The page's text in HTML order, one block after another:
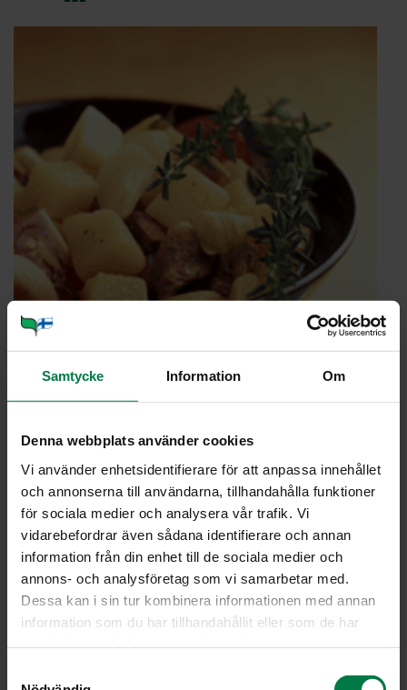
Samtycke Information Om
Denna webbplats använder cookies
Vi använder enhetsidentifierare för att anpassa innehållet
och annonserna till användarna, tillhandahålla funktioner
för sociala medier och analysera vår trafik. Vi
vidarebefordrar även sådana identifierare och annan
information från din enhet till de sociala medier och
annons- och analysföretag som vi samarbetar med.
Dessa kan i sin tur kombinera informationen med annan
information som du har tillhandahållit eller som de har
Portioner
Ohje